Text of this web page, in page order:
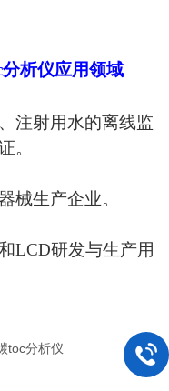
析仪应用领域
注射用水的离线监
。
械生产企业。
LCD研发与生产用